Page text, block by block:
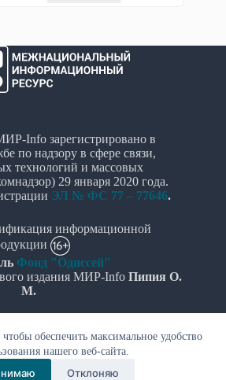
обеспечить максимальное удобство
нашего веб-сайта.
Отклоняю
Info зарегистрировано в
по надзору в сфере связи,
технологий и массовых
29 января 2020 года.
ЭЛ № ФС 77 – 77646.
информационной
Фонд "Одиссей"
издания МИР-Info Пипия О.
М.
данных
2020-2026г. - "МИР-Info"